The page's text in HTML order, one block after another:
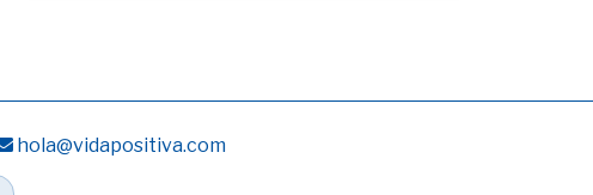
hola@vidapositiva.com